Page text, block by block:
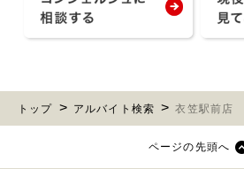
トップ アルバイト検索 衣笠駅前店
ページの先頭へ